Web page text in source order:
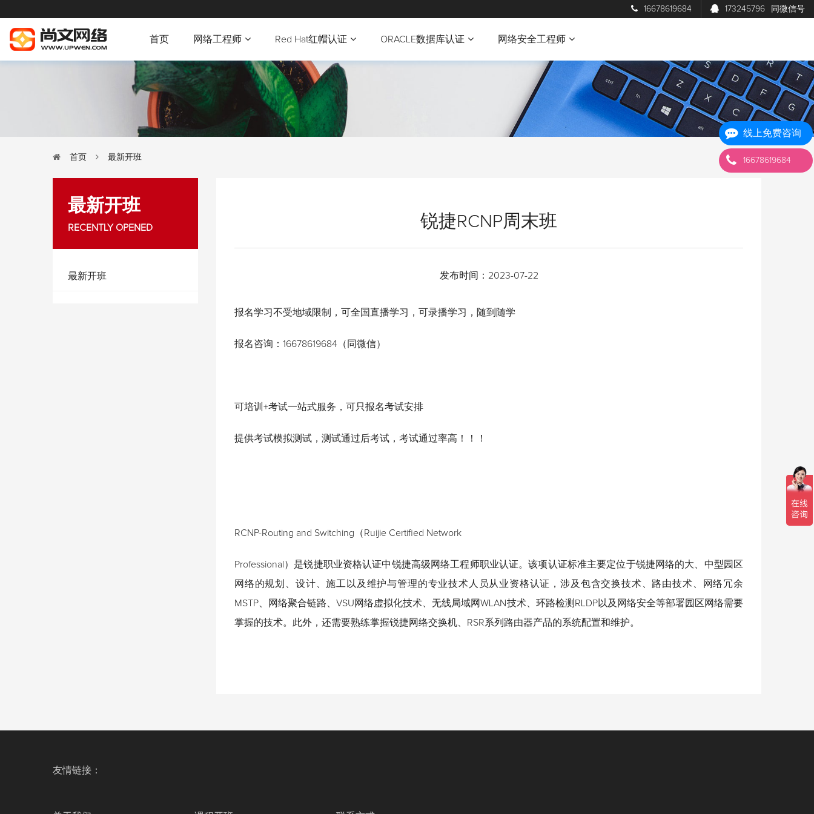
16678619684 173245796 同微信号
首页 网络工程师 Red Hat红帽认证 ORACLE数据库认证 网络安全工程师
首页 最新开班
最新开班
RECENTLY OPENED
最新开班
锐捷RCNP周末班
发布时间： 2023-07-22
报名学习不受地域限制，可全国直播学习，可录播学习，随到随学
报名咨询：16678619684（同微信）
可培训+考试一站式服务，可只报名考试安排
提供考试模拟测试，测试通过后考试，考试通过率高！！！
RCNP-Routing and Switching（Ruijie Certified Network
Professional）是锐捷职业资格认证中锐捷高级网络工程师职业认证。该项认证标准主要定位于锐捷网络的大、中型园区
网络的规划、设计、施工以及维护与管理的专业技术人员从业资格认证，涉及包含交换技术、路由技术、网络冗余
MSTP、网络聚合链路、VSU网络虚拟化技术、无线局域网WLAN技术、环路检测RLDP以及网络安全等部署园区网络需要
掌握的技术。此外，还需要熟练掌握锐捷网络交换机、RSR系列路由器产品的系统配置和维护。
友情链接：
线上免费咨询
16678619684